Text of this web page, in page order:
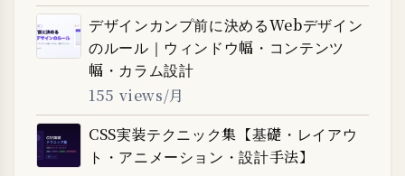
デザインカンプ前に決めるWebデザイン
のルール｜ウィンドウ幅・コンテンツ
幅・カラム設計
155 views/月
CSS実装テクニック集【基礎・レイアウ
ト・アニメーション・設計手法】